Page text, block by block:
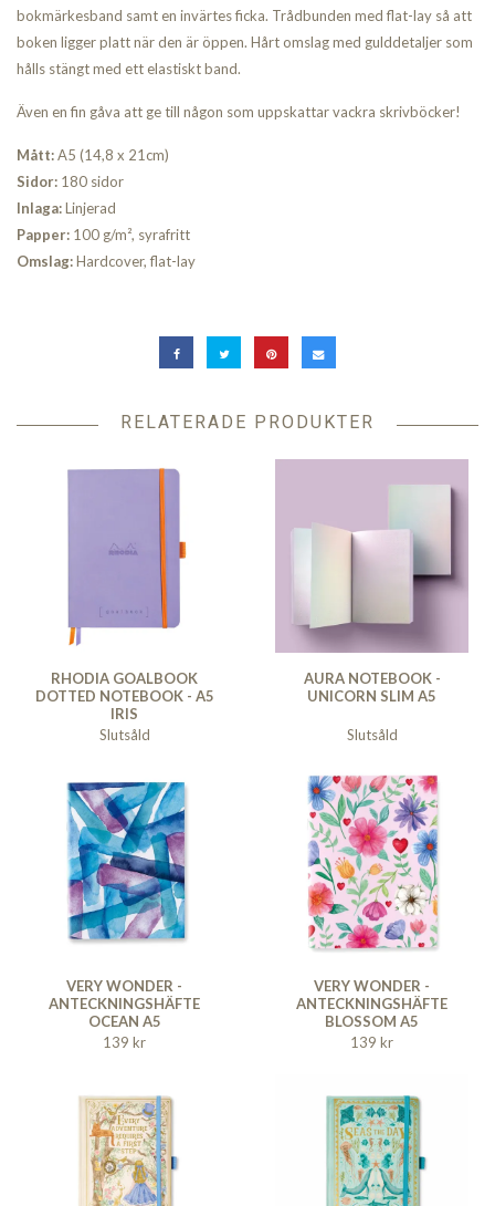
bokmärkesband samt en invärtes ficka. Trådbunden med flat-lay så att
boken ligger platt när den är öppen. Hårt omslag med gulddetaljer som
hålls stängt med ett elastiskt band.
Även en fin gåva att ge till någon som uppskattar vackra skrivböcker!
Mått:A5 (14,8 x 21cm)
Sidor: 180 sidor
Inlaga:Linjerad
Papper: 100 g/m², syrafritt
Omslag:Hardcover, flat-lay
RELATERADE PRODUKTER
RHODIA GOALBOOK
DOTTED NOTEBOOK - A5
IRIS
Slutsåld
AURA NOTEBOOK -
UNICORN SLIM A5
Slutsåld
VERY WONDER -
ANTECKNINGSHÄFTE
OCEAN A5
139 kr
VERY WONDER -
ANTECKNINGSHÄFTE
BLOSSOM A5
139 kr